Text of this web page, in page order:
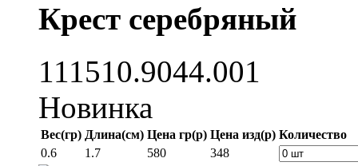
Крест серебряный
111510.9044.001
Новинка
Вес(гр) Длина(см) Цена гр(р) Цена изд(р) Количество
0.6
1.7 580 348